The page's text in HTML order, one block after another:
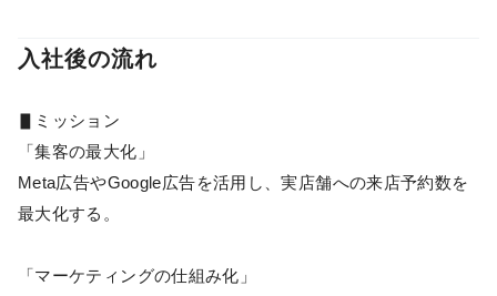
入社後の流れ
▋ミッション
「集客の最大化」
Meta広告やGoogle広告を活用し、実店舗への来店予約数を
最大化する。
「マーケティングの仕組み化」